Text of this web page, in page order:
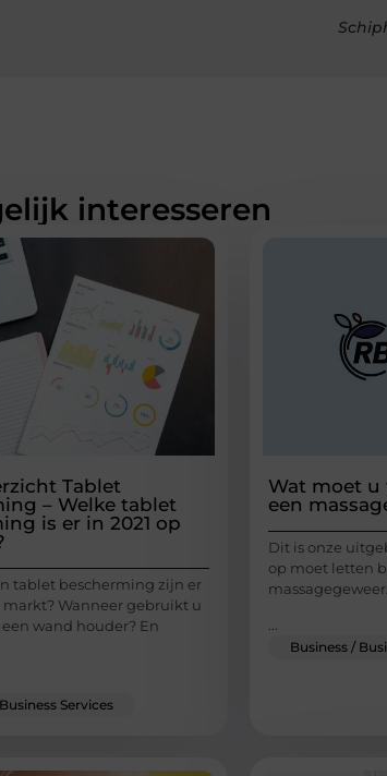
interesseren
Tablet
– Welke tablet
is er in 2021 op
tablet bescherming zijn er
markt? Wanneer gebruikt u
wand houder? En
Services
Wat moet u
een
Dit is onze
op moet letten
...
Business /